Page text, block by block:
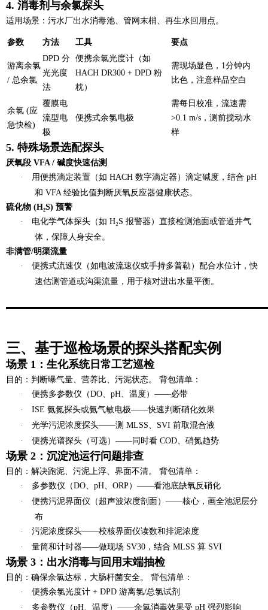
4. 消毒剂与余氯探头
适用场景 ：污水厂出水消毒池、管网末梢、再生水回用点。
参数 方法 工具 要点
游离余氯
/ 总余氯
DPD 分
光光度
法
便携余氯光度计（如
HACH DR300 + DPD 粉
枕）
需现场显色，1分钟内
比色，注意样品空白
余氯 (应
急快检)
覆膜电
流型电
极
便携式余氯电极
需每日校准，流速需
>0.1 m/s，测前搅动水
样
5. 特殊场景选配探头
厌氧段 VFA / 碱度快速估测
·
用便携滴定装置 （如 HACH 数字滴定器）滴定碱度，结合 pH
和 VFA 经验比值判断厌氧反应器健康状态。
硫化物 (H₂S) 预警
·
电化学气体探头 （如 H₂S 报警器）直接检测池面或管道井气
体，保障人身安全。
非满管/明渠流量
·
便携式流速仪 （如电波流速仪或手持多普勒）配合水位计，快
速估测管道或沟渠流量，用于核对进出水量平衡。
三、基于巡检场景的探头搭配实例
场景 1：生化系统日常工艺巡检
目的 ：判断曝气量、营养比、污泥状态。 背包清单 ：
·
便携多参数仪（DO、pH、温度）——必带
·
ISE 氨氮探头或氨气敏电极——快速判断硝化效果
·
光学污泥浓度探头——测 MLSS、SVI 前取混合液
·
便携光谱探头（可选）——同时看 COD、硝氮趋势
场景 2：沉淀池运行问题排查
目的 ：解决跑泥、污泥上浮、界面不清。 背包清单 ：
·
多参数仪（DO、pH、ORP）——看池底缺氧反硝化
·
便携污泥界面仪（超声波浓度剖面）——核心，画全池泥层分
布
·
污泥浓度探头——校核界面仪读数和排泥浓度
·
量筒和计时器——做现场 SV30，结合 MLSS 算 SVI
场景 3：出水消毒与回用末端抽检
目的 ：确保余氯达标，大肠杆菌安全。 背包清单 ：
·
便携余氯光度计 + DPD 游离氯/总氯试剂
·
多参数仪（pH、温度）——余氯消毒效果受 pH 强烈影响